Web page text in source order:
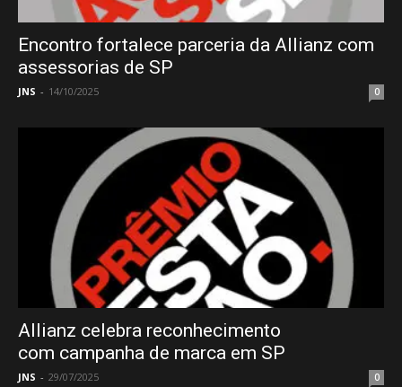
Encontro fortalece parceria da Allianz com
assessorias de SP
JNS - 14/10/2025 0
Allianz celebra reconhecimento
com campanha de marca em SP
JNS - 29/07/2025 0